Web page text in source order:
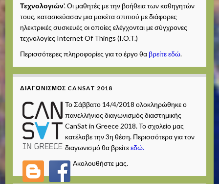
Τεχνολογιών'. Οι μαθητές με την βοήθεια των καθηγητών
τους, κατασκεύασαν μια μακέτα σπιτιού με διάφορες
ηλεκτρικές συσκευές οι οποίες ελέγχονται με σύγχρονες
τεχνολογίες Internet Of Things (I.O.T.)
Περισσότερες πληροφορίες για το έργο θα βρείτε εδώ.
ΔΙΑΓΩΝΙΣΜΌΣ CANSAT 2018
Το Σάββατο 14/4/2018 ολοκληρώθηκε ο
πανελλήνιος διαγωνισμός διαστημικής
CanSat in Greece 2018. Το σχολείο μας
κατέλαβε την 3η θέση. Περισσότερα για τον
διαγωνισμό θα βρείτεεδώ.
Ακολουθήστε μας.